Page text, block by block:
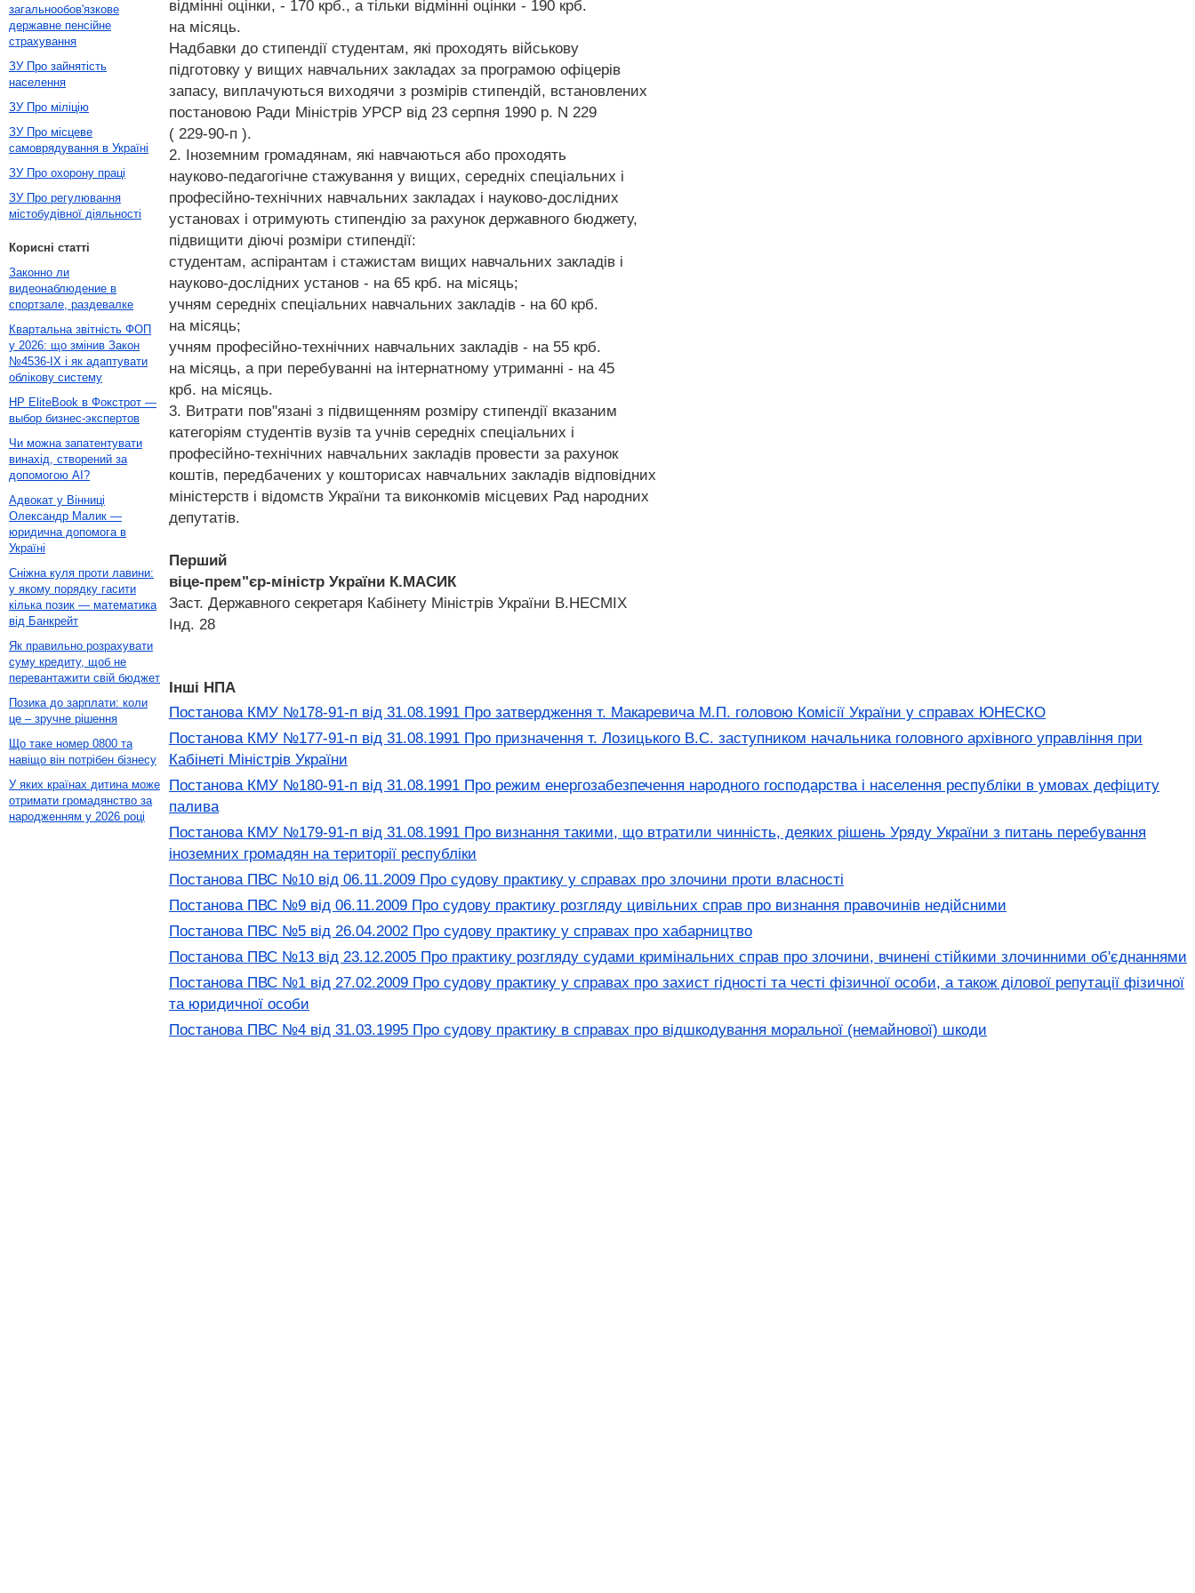
відмінні оцінки, - 170 крб., а тільки відмінні оцінки - 190 крб.
на місяць.
Надбавки до стипендії студентам, які проходять військову
підготовку у вищих навчальних закладах за програмою офіцерів
запасу, виплачуються виходячи з розмірів стипендій, встановлених
постановою Ради Міністрів УРСР від 23 серпня 1990 р. N 229
( 229-90-п ).
2. Іноземним громадянам, які навчаються або проходять
науково-педагогічне стажування у вищих, середніх спеціальних і
професійно-технічних навчальних закладах і науково-дослідних
установах і отримують стипендію за рахунок державного бюджету,
підвищити діючі розміри стипендії:
студентам, аспірантам і стажистам вищих навчальних закладів і
науково-дослідних установ - на 65 крб. на місяць;
учням середніх спеціальних навчальних закладів - на 60 крб.
на місяць;
учням професійно-технічних навчальних закладів - на 55 крб.
на місяць, а при перебуванні на інтернатному утриманні - на 45
крб. на місяць.
3. Витрати пов"язані з підвищенням розміру стипендії вказаним
категоріям студентів вузів та учнів середніх спеціальних і
професійно-технічних навчальних закладів провести за рахунок
коштів, передбачених у кошторисах навчальних закладів відповідних
міністерств і відомств України та виконкомів місцевих Рад народних
депутатів.
Перший
віце-прем"єр-міністр України К.МАСИК
Заст. Державного секретаря Кабінету Міністрів України В.НЕСМІХ
Інд. 28
Інші НПА
Постанова КМУ №178-91-п від 31.08.1991 Про затвердження т. Макаревича М.П. головою Комісії України у справах ЮНЕСКО
Постанова КМУ №177-91-п від 31.08.1991 Про призначення т. Лозицького В.С. заступником начальника головного архівного управління при
Кабінеті Міністрів України
Постанова КМУ №180-91-п від 31.08.1991 Про режим енергозабезпечення народного господарства і населення республіки в умовах дефіциту
палива
Постанова КМУ №179-91-п від 31.08.1991 Про визнання такими, що втратили чинність, деяких рішень Уряду України з питань перебування
іноземних громадян на території республіки
Постанова ПВС №10 від 06.11.2009 Про судову практику у справах про злочини проти власності
Постанова ПВС №9 від 06.11.2009 Про судову практику розгляду цивільних справ про визнання правочинів недійсними
Постанова ПВС №5 від 26.04.2002 Про судову практику у справах про хабарництво
Постанова ПВС №13 від 23.12.2005 Про практику розгляду судами кримінальних справ про злочини, вчинені стійкими злочинними об'єднаннями
Постанова ПВС №1 від 27.02.2009 Про судову практику у справах про захист гідності та честі фізичної особи, а також ділової репутації фізичної
та юридичної особи
Постанова ПВС №4 від 31.03.1995 Про судову практику в справах про відшкодування моральної (немайнової) шкоди
загальнообов'язкове
державне пенсійне
страхування
ЗУ Про зайнятість
населення
ЗУ Про міліцію
ЗУ Про місцеве
самоврядування в Україні
ЗУ Про охорону праці
ЗУ Про регулювання
містобудівної діяльності
Корисні статті
Законно ли
видеонаблюдение в
спортзале, раздевалке
Квартальна звітність ФОП
у 2026: що змінив Закон
№4536-IX і як адаптувати
облікову систему
HP EliteBook в Фокстрот —
выбор бизнес-экспертов
Чи можна запатентувати
винахід, створений за
допомогою AI?
Адвокат у Вінниці
Олександр Малик —
юридична допомога в
Україні
Сніжна куля проти лавини:
у якому порядку гасити
кілька позик — математика
від Банкрейт
Як правильно розрахувати
суму кредиту, щоб не
перевантажити свій бюджет
Позика до зарплати: коли
це – зручне рішення
Що таке номер 0800 та
навіщо він потрібен бізнесу
У яких країнах дитина може
отримати громадянство за
народженням у 2026 році